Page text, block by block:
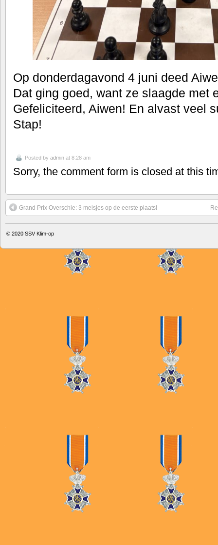
Op donderdagavond 4 juni deed
Dat ging goed, want ze slaagde met
Gefeliciteerd, Aiwen! En alvast veel
Stap!
Posted by admin at 8:28 am
Sorry, the comment form is closed at this
Grand Prix Overschie: 3 meisjes op de eerste plaats!
© 2020 SSV Klim-op